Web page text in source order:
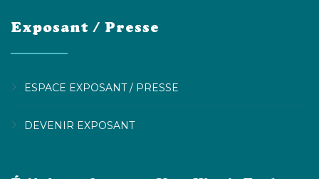
Exposant / Presse
ESPACE EXPOSANT / PRESSE
DEVENIR EXPOSANT